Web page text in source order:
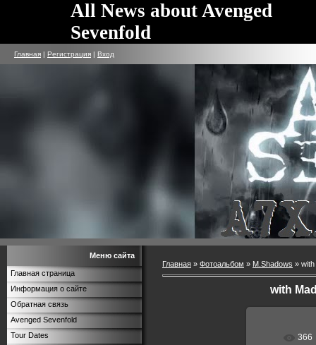
All News about Avenged
Sevenfold
Главная | Регистрация | Вход
Меню сайта
Главная страница
Информация о сайте
Обратная связь
Avenged Sevenfold
Tour Dates
Главная » Фотоальбом » M.Shadows »
with
366